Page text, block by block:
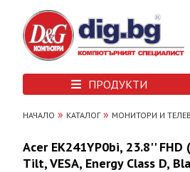
ПРОДУКТИ
НАЧАЛО » КАТАЛОГ» МОНИТОРИ И
Acer EK241YP0bi, 23.8''
Tilt, VESA, Energy Class D,